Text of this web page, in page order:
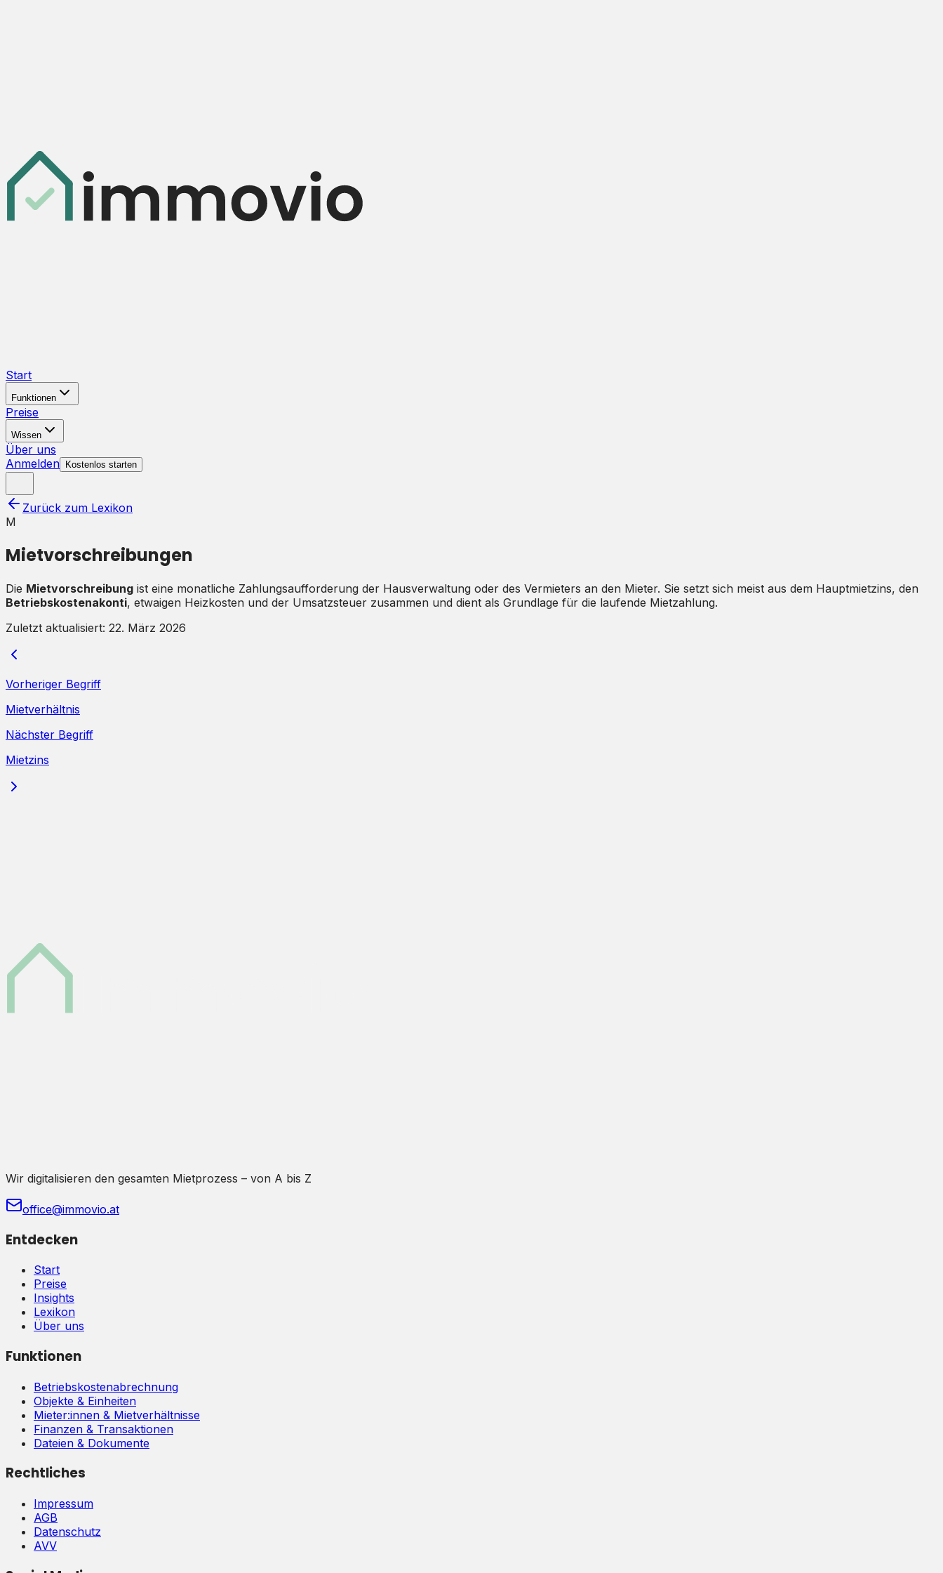
Start
Funktionen
Preise
Wissen
Über uns
Anmelden
Kostenlos starten
Zurück zum Lexikon
M
Mietvorschreibungen
Die Mietvorschreibung ist eine monatliche Zahlungsaufforderung der Hausverwaltung oder des Vermieters an den Mieter. Sie setzt sich meist aus dem Hauptmietzins, den
Betriebskostenakonti, etwaigen Heizkosten und der Umsatzsteuer zusammen und dient als Grundlage für die laufende Mietzahlung.
Zuletzt aktualisiert: 22. März 2026
Vorheriger Begriff
Mietverhältnis
Nächster Begriff
Mietzins
Wir digitalisieren den gesamten Mietprozess – von A bis Z
office@immovio.at
Entdecken
Start
Preise
Insights
Lexikon
Über uns
Funktionen
Betriebskostenabrechnung
Objekte & Einheiten
Mieter:innen & Mietverhältnisse
Finanzen & Transaktionen
Dateien & Dokumente
Rechtliches
Impressum
AGB
Datenschutz
AVV